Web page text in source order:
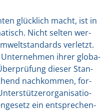
glück­lich macht, ist in
Nicht sel­ten wer­
ver­letzt.
ihrer glo­ba­
die­ser Stan­
nach­kom­men, for­
ein ent­spre­chen­